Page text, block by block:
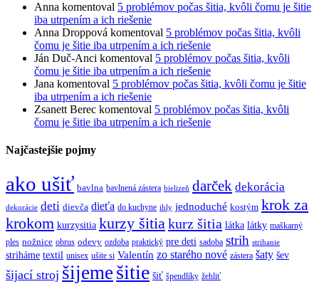
Anna komentoval 5 problémov počas šitia, kvôli čomu je šitie
iba utrpením a ich riešenie
Anna Droppová komentoval 5 problémov počas šitia, kvôli
čomu je šitie iba utrpením a ich riešenie
Ján Duč-Anci komentoval 5 problémov počas šitia, kvôli
čomu je šitie iba utrpením a ich riešenie
Jana komentoval 5 problémov počas šitia, kvôli čomu je šitie
iba utrpením a ich riešenie
Zsanett Berec komentoval 5 problémov počas šitia, kvôli
čomu je šitie iba utrpením a ich riešenie
Najčastejšie pojmy
ako ušiť bavlna bavlnená zástera bielizeň darček dekorácia
dekorácie deti dievča dieťa do kuchyne ihly jednoduché kostým krok za
krokom kurzysitia kurzy šitia kurz šitia látka látky maškarný
ples nožnice obrus odevy ozdoba praktický pre deti sadoba strih strihanie
striháme textil unisex ušite si Valentín zo starého nové zástera šaty šev
šijací stroj šijeme šitie šiť špendlíky žehliť